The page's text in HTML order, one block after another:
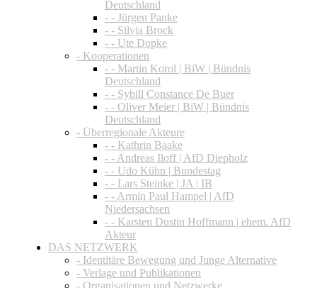
Deutschland
- - Jürgen Panke
- - Silvia Brock
- - Ute Dopke
- Kooperationen
- - Martin Korol | BiW | Bündnis
Deutschland
- - Sybill Constance De Buer
- - Oliver Meier | BiW | Bündnis
Deutschland
- Überregionale Akteure
- - Kathrin Baake
- - Andreas Iloff | AfD Diepholz
- - Udo Kühn | Bundestag
- - Lars Steinke | JA | IB
- - Armin Paul Hampel | AfD
Niedersachsen
- - Karsten Dustin Hoffmann | ehem. AfD
Akteur
DAS NETZWERK
- Identitäre Bewegung und Junge Alternative
- Verlage und Publikationen
- Organisationen und Netzwerke